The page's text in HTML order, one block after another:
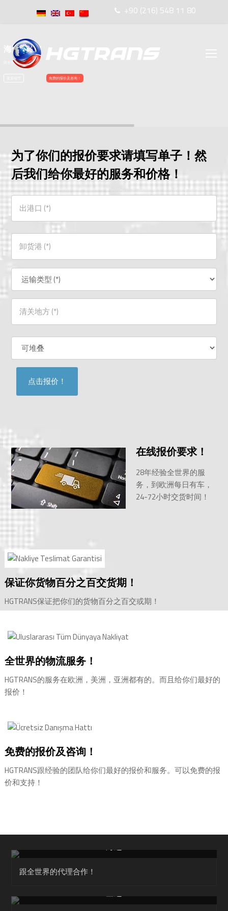
+90 (216) 548 11 80
海运服务！
跟全世界的代理合作！
免费的报价及咨询！
为了你们的报价要求请填写单子！然
后我们给你最好的服务和价格！
在线报价要求！
28年经验全世界的服
务，到欧洲每日有车，
24-72小时交货时间！
保证你货物百分之百交货期！
HGTRANS保证把你们的货物百分之百交或期！
全世界的物流服务！
HGTRANS的服务在欧洲，美洲，亚洲都有的。而且给你们最好的
报价！
免费的报价及咨询！
HGTRANS跟经验的团队给你们最好的报价和服务。可以免费的报
价和支持！
跟全世界的代理合作！